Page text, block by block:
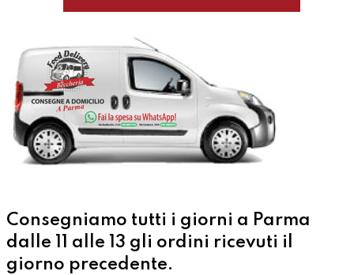
Consegniamo tutti i giorni a Parma
dalle 11 alle 13 gli ordini ricevuti il
giorno precedente.